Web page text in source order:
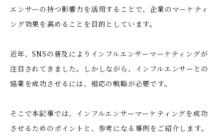
エンサーの持つ影響力を活用することで、企業のマーケティ
ング効果を高めることを目的としています。
近年、SNSの普及によりインフルエンサーマーケティングが
注目されてきました。しかしながら、インフルエンサーとの
協業を成功させるには、相応の戦略が必要です。
そこで本記事では、インフルエンサーマーケティングを成功
させるためのポイントと、参考になる事例をご紹介します。